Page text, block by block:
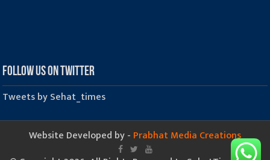
Follow us on Twitter
Tweets by Sehat_times
Website Developed by - Prabhat Media Creations